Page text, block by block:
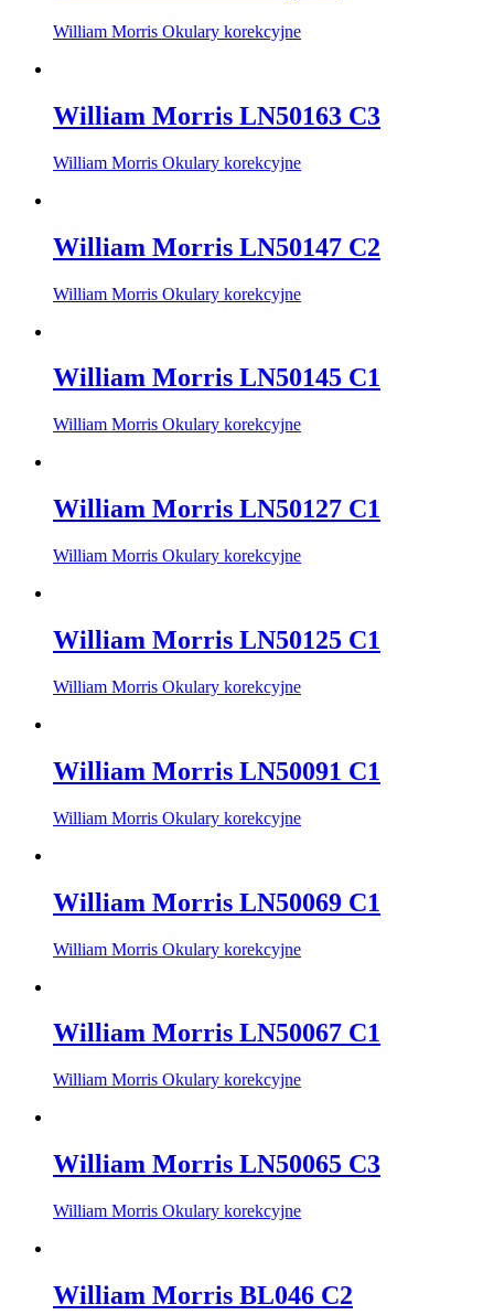
William Morris Okulary korekcyjne
William Morris LN50163 C3
William Morris Okulary korekcyjne
William Morris LN50147 C2
William Morris Okulary korekcyjne
William Morris LN50145 C1
William Morris Okulary korekcyjne
William Morris LN50127 C1
William Morris Okulary korekcyjne
William Morris LN50125 C1
William Morris Okulary korekcyjne
William Morris LN50091 C1
William Morris Okulary korekcyjne
William Morris LN50069 C1
William Morris Okulary korekcyjne
William Morris LN50067 C1
William Morris Okulary korekcyjne
William Morris LN50065 C3
William Morris Okulary korekcyjne
William Morris BL046 C2